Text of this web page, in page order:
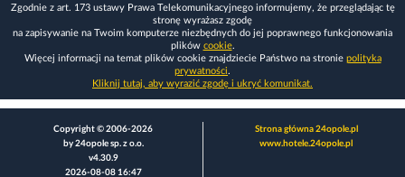
Zgodnie z art. 173 ustawy Prawa Telekomunikacyjnego informujemy, że przeglądając tę
stronę wyrażasz zgodę
na zapisywanie na Twoim komputerze niezbędnych do jej poprawnego funkcjonowania
plików cookie.
Więcej informacji na temat plików cookie znajdziecie Państwo na stronie polityka
prywatności.
Kliknij tutaj, aby wyrazić zgodę i ukryć komunikat.
Copyright © 2006-2026
by 24opole sp. z o.o.
v4.30.9
2026-08-08 16:47
Strona główna 24opole.pl
www.hotele.24opole.pl